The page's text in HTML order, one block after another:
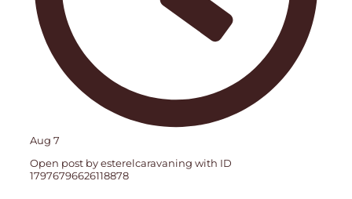
Aug 7
Open post by esterelcaravaning with ID
17976796626118878